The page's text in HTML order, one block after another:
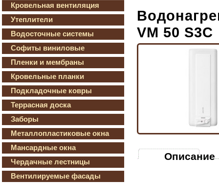
Кровельная вентиляция
Утеплители
Водосточные системы
Софиты виниловые
Пленки и мембраны
Кровельные планки
Подкладочные ковры
Террасная доска
Заборы
Металлопластиковые окна
Мансардные окна
Чердачные лестницы
Вентилируемые фасады
VM 50 S3C
Описание